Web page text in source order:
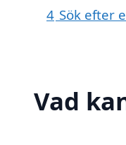
4 Sök efter
Vad